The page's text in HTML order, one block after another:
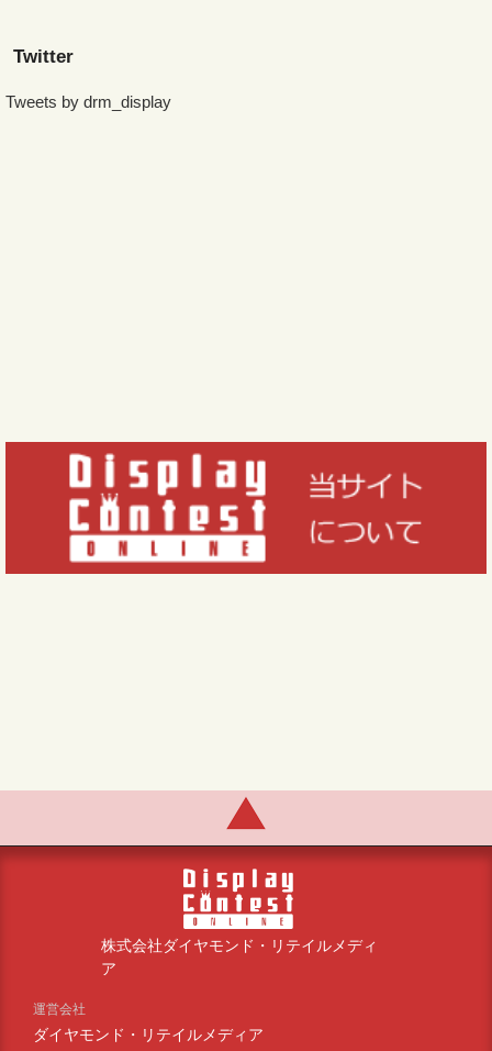
Twitter
Tweets by drm_display
株式会社ダイヤモンド・リテイルメディ
ア
運営会社
ダイヤモンド・リテイルメディア